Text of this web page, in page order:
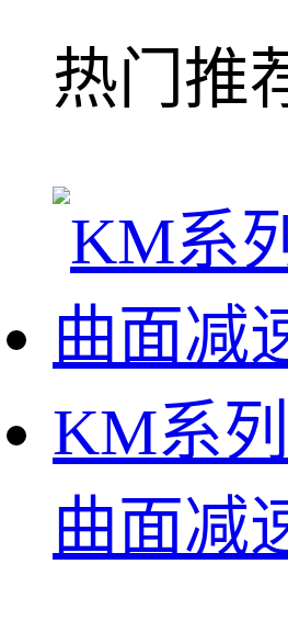
热门推
KM系
曲面减